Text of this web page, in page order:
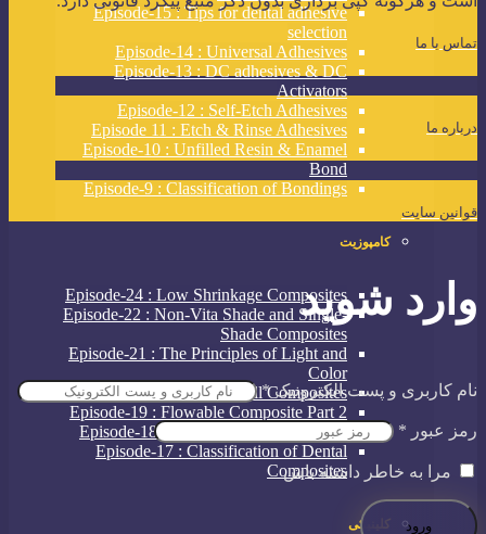
Episode-15 : Tips for dental adhesive
selection
Episode-14 : Universal Adhesives
Episode-13 : DC adhesives & DC
Activators
Episode-12 : Self-Etch Adhesives
Episode 11 : Etch & Rinse Adhesives
Episode-10 : Unfilled Resin & Enamel
Bond
Episode-9 : Classification of Bondings
کامپوزیت
Episode-24 : Low Shrinkage Composites
Episode-22 : Non-Vita Shade and Single-
Shade Composites
Episode-21 : The Principles of Light and
Color
Episode-20 : Bulk Fill Composites
Episode-19 : Flowable Composite Part 2
Episode-18: Flowable Composite part1
Episode-17 : Classification of Dental
Composites
کلینیکی
تماس با ما
درباره ما
قوانین سایت
وارد شوید
نام کاربری و پست الکترونیک*
رمز عبور *
مرا به خاطر داشته باش